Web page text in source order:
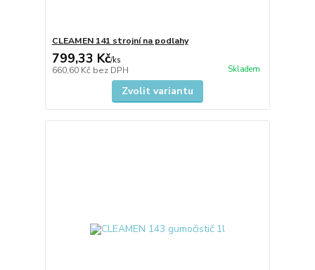
CLEAMEN 141 strojní na podlahy
799,33 Kč/ks
660,60 Kč bez DPH Skladem
Zvolit variantu